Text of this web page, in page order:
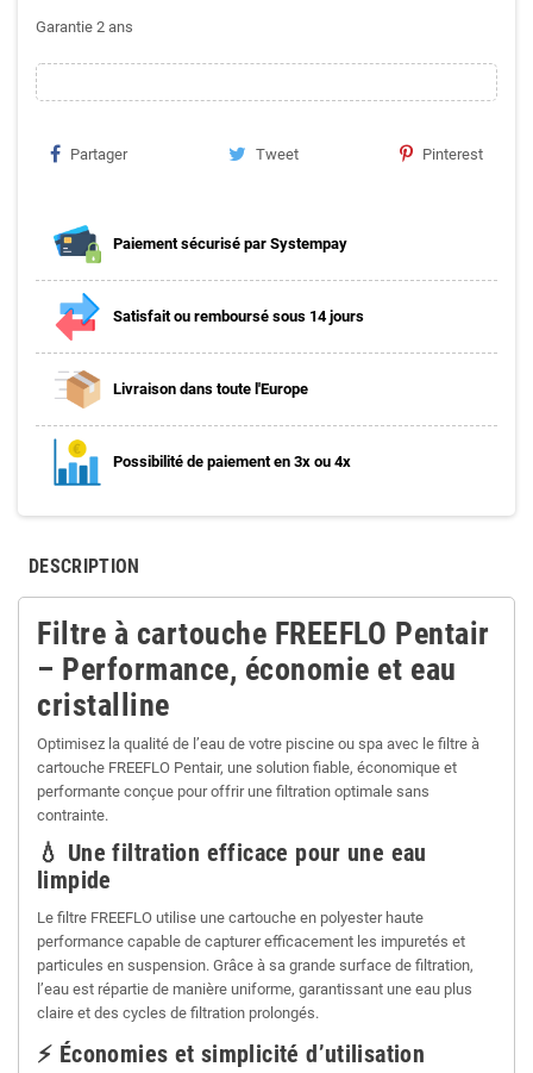
Garantie 2 ans
Partager Tweet Pinterest
Paiement sécurisé par Systempay
Satisfait ou remboursé sous 14 jours
Livraison dans toute l'Europe
Possibilité de paiement en 3x ou 4x
DESCRIPTION
Filtre à cartouche FREEFLO Pentair
– Performance, économie et eau
cristalline
Optimisez la qualité de l’eau de votre piscine ou spa avec le filtre à
cartouche FREEFLO Pentair, une solution fiable, économique et
performante conçue pour offrir une filtration optimale sans
contrainte.
💧 Une filtration efficace pour une eau
limpide
Le filtre FREEFLO utilise une cartouche en polyester haute
performance capable de capturer efficacement les impuretés et
particules en suspension. Grâce à sa grande surface de filtration,
l’eau est répartie de manière uniforme, garantissant une eau plus
claire et des cycles de filtration prolongés.
⚡ Économies et simplicité d’utilisation